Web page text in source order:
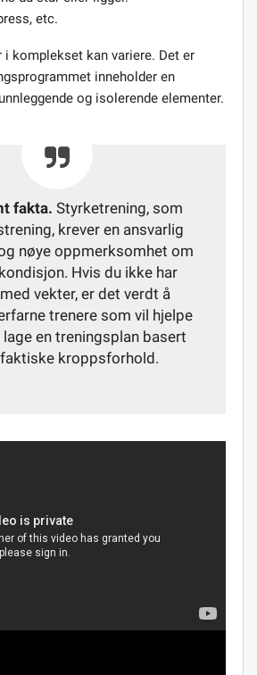
etc.
i komplekset kan variere. Det er
inneholder en
og isolerende elementer.
fakta. Styrketrening, som
krever en ansvarlig
nøye oppmerksomhet om
Hvis du ikke har
vekter, er det verdt å
trenere som vil hjelpe
en treningsplan basert
kroppsforhold.